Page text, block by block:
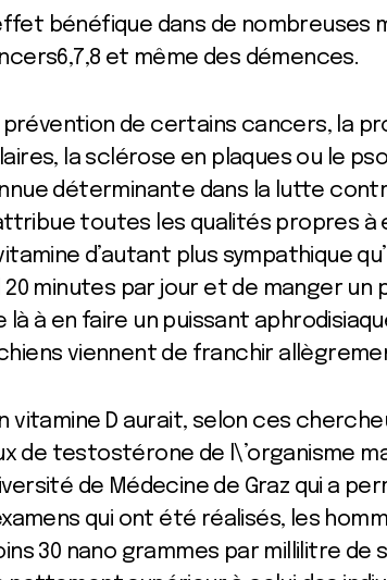
bénéfique dans de nombreuses
et même des démences.
prévention de certains cancers, la
la sclérose en plaques ou le
déterminante dans la lutte
toutes les qualités propres à
d’autant plus sympathique
minutes par jour et de manger un
là à en faire un puissant
viennent de franchir
vitamine D aurait, selon ces
de testostérone de l\’organisme
de Médecine de Graz qui a
qui ont été réalisés, les
30 nano grammes par millilitre